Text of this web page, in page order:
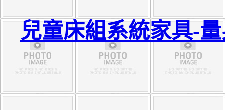
兒童床組系統家具-